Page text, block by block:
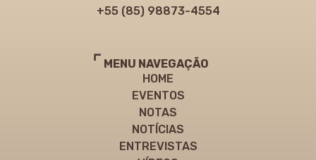
+55 (85) 98873-4554
MENU NAVEGAÇÃO
HOME
EVENTOS
NOTAS
NOTÍCIAS
ENTREVISTAS